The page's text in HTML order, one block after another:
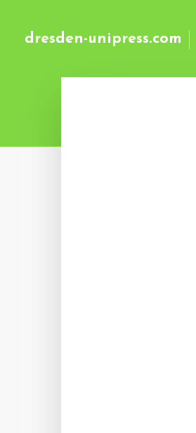
dresden-unipress.com